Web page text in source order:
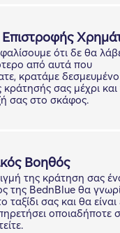
ότι δε θα
από αυτά που
κρατάμε
σας μέχρι και
σας στο σκάφος.
Βοηθός
της κράτηση σας
της BednBlue θα
ταξίδι σας και θα είναι
οποιαδήποτε